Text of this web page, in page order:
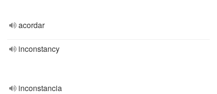
acordar
inconstancy
inconstancia